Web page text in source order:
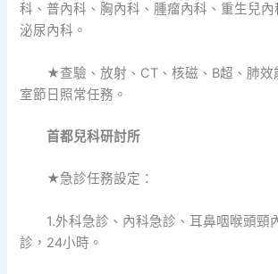
科、普內科、胸內科、腫瘤內科、重生兒內
泌尿內科。
★查驗、放射、CT、核磁、B超、肺效
室節日照常任務。
首都兒科研討所
★急診任務設定：
1.外科急診、內科急診、耳鼻咽喉頭頸
診，24小時。